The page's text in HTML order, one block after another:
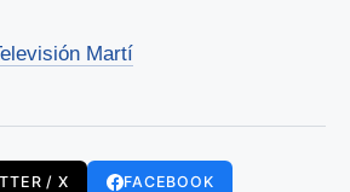
Martí
/ X FACEBOOK